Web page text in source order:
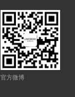
官方微博